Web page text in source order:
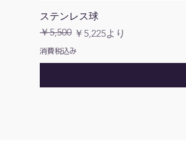
ステンレス球
通常価格
￥5,500 ￥5,225より
セール価格
消費税込み